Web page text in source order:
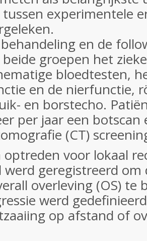
experimentele
en de
groepen het
bloedtesten,
en de nierfunctie,
en borstecho.
per jaar een botscan
(CT)
optreden voor lokaal
geregistreerd om
overleving (OS) te
werd
op afstand of